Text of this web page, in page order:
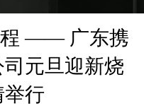
程 —— 广东携
元旦迎新烧
行